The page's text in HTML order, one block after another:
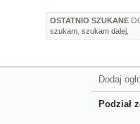
OSTATNIO SZUKANE
szukam szukam dalej
Dodaj
Podział